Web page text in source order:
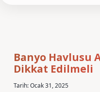
Banyo Havlusu
Dikkat Edilmeli
Tarih: Ocak 31, 2025